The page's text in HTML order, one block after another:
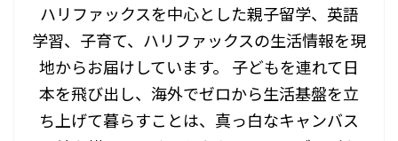
ハリファックスを中心とした親子留学、英語
学習、子育て、ハリファックスの生活情報を現
地からお届けしています。 子どもを連れて日
本を飛び出し、海外でゼロから生活基盤を立
ち上げて暮らすことは、真っ白なキャンバス